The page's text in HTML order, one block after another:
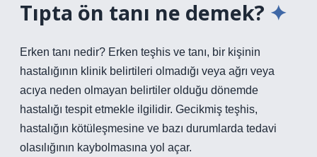
Tıpta ön tanı ne demek?
Erken tanı nedir? Erken teşhis ve tanı, bir kişinin
hastalığının klinik belirtileri olmadığı veya ağrı veya
acıya neden olmayan belirtiler olduğu dönemde
hastalığı tespit etmekle ilgilidir. Gecikmiş teşhis,
hastalığın kötüleşmesine ve bazı durumlarda tedavi
olasılığının kaybolmasına yol açar.